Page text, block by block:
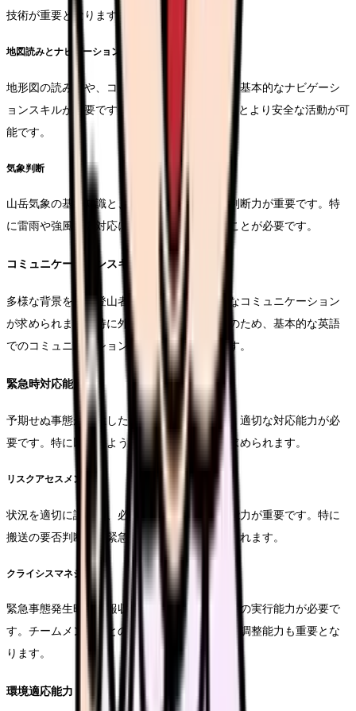
技術が重要となります。
地図読みとナビゲーション
地形図の読み方や、コンパスの使用方法など、基本的なナビゲーシ
ョンスキルが必要です。GPSの使用経験があるとより安全な活動が可
能です。
気象判断
山岳気象の基礎知識と、天候の変化に対する判断力が重要です。特
に雷雨や強風への対応について理解していることが必要です。
コミュニケーションスキル
多様な背景を持つ登山者や地域住民との円滑なコミュニケーション
が求められます。特に外国人登山者への対応のため、基本的な英語
でのコミュニケーション能力があると有利です。
緊急時対応能力
予期せぬ事態が発生した際の冷静な判断力と、適切な対応能力が必
要です。特に以下のような状況での対応力が求められます。
リスクアセスメント
状況を適切に評価し、必要な対応を判断する能力が重要です。特に
搬送の要否判断や、緊急度の評価能力が求められます。
クライシスマネジメント
緊急事態発生時の情報収集と、適切な対応手順の実行能力が必要で
す。チームメンバーとの連携や、外部機関との調整能力も重要とな
ります。
環境適応能力